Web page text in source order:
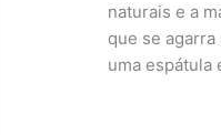
naturais e a
que se
uma espátula